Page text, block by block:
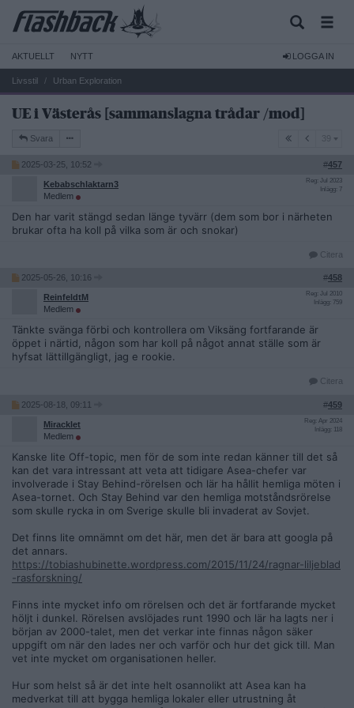
AKTUELLT NYTT LOGGA IN
Livsstil Urban Exploration
UE i Västerås [sammanslagna trådar /mod]
Svara 39
2025-03-25, 10:52 #457
Kebabschlaktarn3
Medlem
Reg: Jul 2023
Inlägg: 7
Den har varit stängd sedan länge tyvärr (dem som bor i närheten
brukar ofta ha koll på vilka som är och snokar)
Citera
2025-05-26, 10:16 #458
ReinfeldtM
Medlem
Reg: Jul 2010
Inlägg: 759
Tänkte svänga förbi och kontrollera om Viksäng fortfarande är
öppet i närtid, någon som har koll på något annat ställe som är
hyfsat lättillgängligt, jag e rookie.
Citera
2025-08-18, 09:11 #459
Miracklet
Medlem
Reg: Apr 2024
Inlägg: 118
Kanske lite Off-topic, men för de som inte redan känner till det så
kan det vara intressant att veta att tidigare Asea-chefer var
involverade i Stay Behind-rörelsen och lär ha hållit hemliga möten i
Asea-tornet. Och Stay Behind var den hemliga motståndsrörelse
som skulle rycka in om Sverige skulle bli invaderat av Sovjet.
Det finns lite omnämnt om det här, men det är bara att googla på
det annars.
https://tobiashubinette.wordpress.com/2015/11/24/ragnar-liljeblad
-rasforskning/
Finns inte mycket info om rörelsen och det är fortfarande mycket
höljt i dunkel. Rörelsen avslöjades runt 1990 och lär ha lagts ner i
början av 2000-talet, men det verkar inte finnas någon säker
uppgift om när den lades ner och varför och hur det gick till. Man
vet inte mycket om organisationen heller.
Hur som helst så är det inte helt osannolikt att Asea kan ha
medverkat till att bygga hemliga lokaler eller utrustning åt